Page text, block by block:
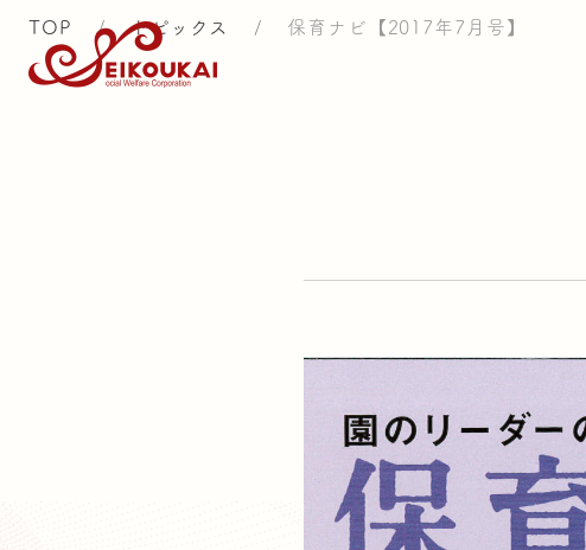
TOP / トピックス / 保育ナビ【2017年7月号】